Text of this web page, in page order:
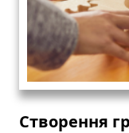
Створення